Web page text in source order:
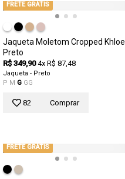
FRETE GRÁTIS
Jaqueta Moletom Cropped Khloe
Preto
R$ 349,90 4x R$ 87,48
Jaqueta - Preto
P M G GG
82 Comprar
FRETE GRÁTIS